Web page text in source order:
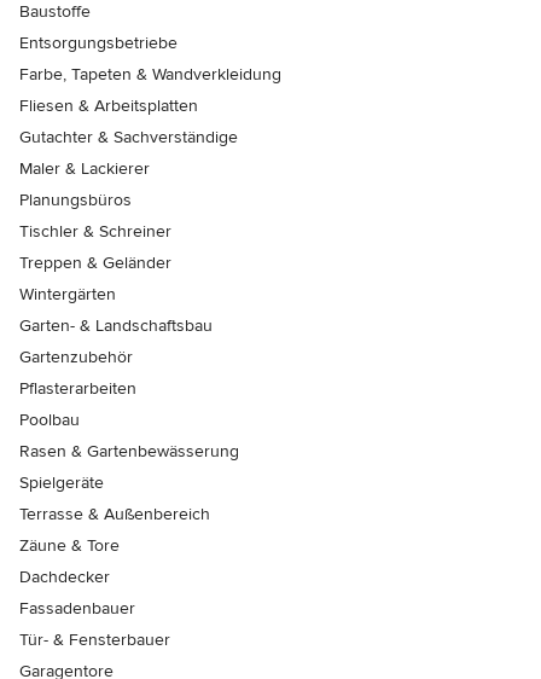
Baustoffe
Entsorgungsbetriebe
Farbe, Tapeten & Wandverkleidung
Fliesen & Arbeitsplatten
Gutachter & Sachverständige
Maler & Lackierer
Planungsbüros
Tischler & Schreiner
Treppen & Geländer
Wintergärten
Garten- & Landschaftsbau
Gartenzubehör
Pflasterarbeiten
Poolbau
Rasen & Gartenbewässerung
Spielgeräte
Terrasse & Außenbereich
Zäune & Tore
Dachdecker
Fassadenbauer
Tür- & Fensterbauer
Garagentore